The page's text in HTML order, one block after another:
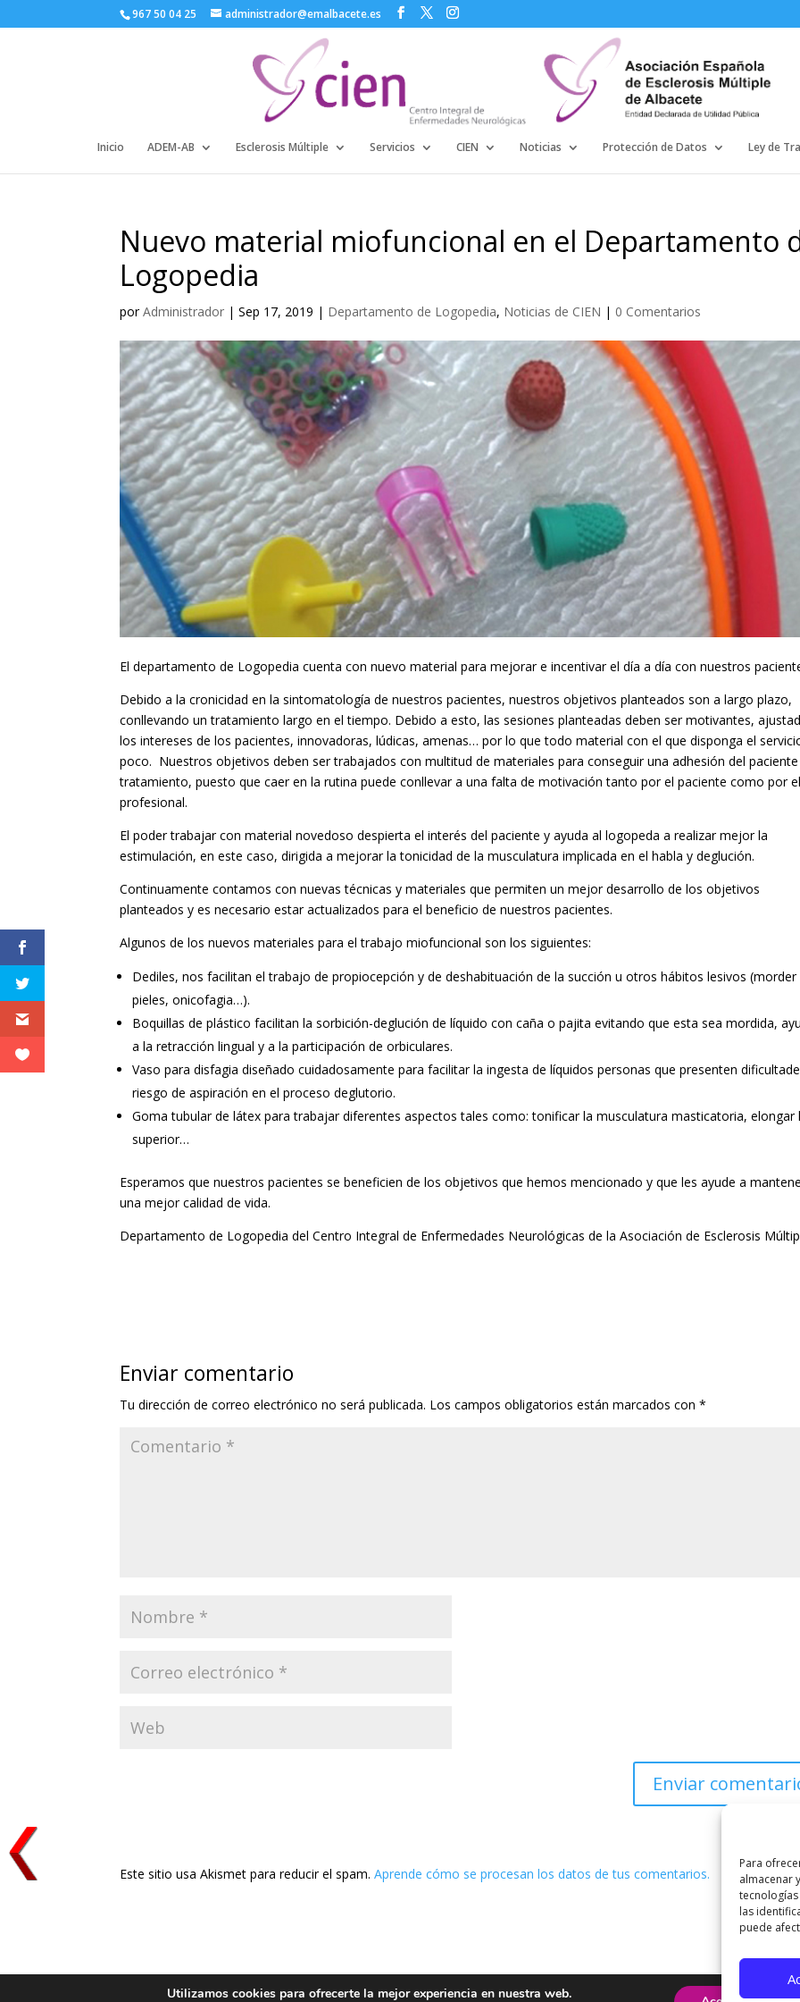
Para
almacenar
las
puede
967 50 04 25 administrador@emalbacete.es
Inicio ADEM-AB Esclerosis Múltiple Servicios CIEN Noticias Protección de Datos Ley de
Nuevo material miofuncional en el Departamento
Logopedia
porAdministrador |Sep 17, 2019 | Departamento de Logopedia, Noticias de CIEN | 0 Comentarios
El departamento de Logopedia cuenta con nuevo material para mejorar e incentivar el día a día con nuestros
Debido a la cronicidad en la sintomatología de nuestros pacientes, nuestros objetivos planteados son a largo plazo,
conllevando un tratamiento largo en el tiempo. Debido a esto, las sesiones planteadas deben ser motivantes,
los intereses de los pacientes, innovadoras, lúdicas, amenas… por lo que todo material con el que disponga el
poco. Nuestros objetivos deben ser trabajados con multitud de materiales para conseguir una adhesión del
tratamiento, puesto que caer en la rutina puede conllevar a una falta de motivación tanto por el paciente como por
profesional.
El poder trabajar con material novedoso despierta el interés del paciente y ayuda al logopeda a realizar mejor la
estimulación, en este caso, dirigida a mejorar la tonicidad de la musculatura implicada en el habla y deglución.
Continuamente contamos con nuevas técnicas y materiales que permiten un mejor desarrollo de los objetivos
planteados y es necesario estar actualizados para el beneficio de nuestros pacientes.
Algunos de los nuevos materiales para el trabajo miofuncional son los siguientes:
Dediles, nos facilitan el trabajo de propiocepción y de deshabituación de la succión u otros hábitos lesivos (morder
pieles, onicofagia…).
Boquillas de plástico facilitan la sorbición-deglución de líquido con caña o pajita evitando que esta sea mordida,
a la retracción lingual y a la participación de orbiculares.
Vaso para disfagia diseñado cuidadosamente para facilitar la ingesta de líquidos personas que presenten
riesgo de aspiración en el proceso deglutorio.
Goma tubular de látex para trabajar diferentes aspectos tales como: tonificar la musculatura masticatoria, elongar
superior…
Esperamos que nuestros pacientes se beneficien de los objetivos que hemos mencionado y que les ayude a
una mejor calidad de vida.
Departamento de Logopedia del Centro Integral de Enfermedades Neurológicas de la Asociación de Esclerosis
Enviar comentario
Tu dirección de correo electrónico no será publicada. Los campos obligatorios están marcados con*
Este sitio usa Akismet para reducir el spam.Aprende cómo se procesan los datos de tus comentarios.
Utilizamos cookies para ofrecerte la mejor experiencia en nuestra web.